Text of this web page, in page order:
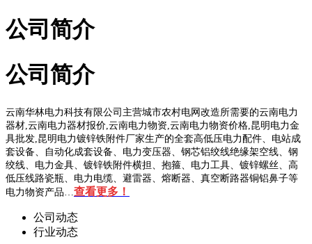
公司简介
公司简介
云南华林电力科技有限公司主营城市农村电网改造所需要的云南电力
器材,云南电力器材报价,云南电力物资,云南电力物资价格,昆明电力金
具批发,昆明电力镀锌铁附件厂家生产的全套高低压电力配件、电站成
套设备、自动化成套设备、电力变压器、钢芯铝绞线绝缘架空线、钢
绞线、电力金具、镀锌铁附件横担、抱箍、电力工具、镀锌螺丝、高
低压线路瓷瓶、电力电缆、避雷器、熔断器、真空断路器铜铝鼻子等
电力物资产品… 查看更多！
公司动态
行业动态